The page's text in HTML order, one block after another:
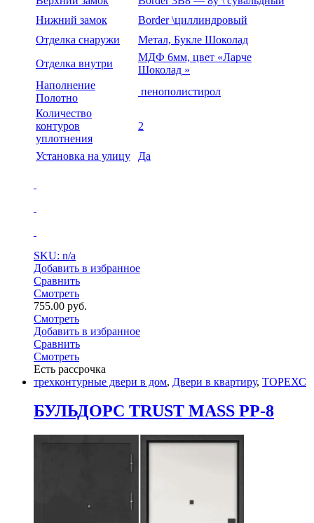
Нижний замок
Border \циллиндровый
Отделка снаружи
Метал, Букле Шоколад
Отделка внутри
МДФ 6мм, цвет «Ларче
Шоколад »
Наполнение
Полотно
пенополистирол
Количество
контуров
уплотнения
2
Установка на улицу Да
SKU: n/a
Добавить в избранное
Сравнить
Смотреть
755.00 руб.
Смотреть
Добавить в избранное
Сравнить
Смотреть
Есть рассрочка
трехконтурные двери в дом, Двери в квартиру, ТОРЕХС
БУЛЬДОРС TRUST MASS PP-8